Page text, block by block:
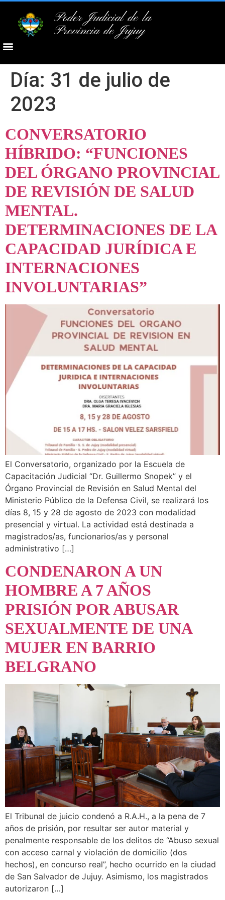
Poder Judicial de la
Provincia de Jujuy
Día: 31 de julio de
2023
CONVERSATORIO
HÍBRIDO: “FUNCIONES
DEL ÓRGANO PROVINCIAL
DE REVISIÓN DE SALUD
MENTAL.
DETERMINACIONES DE LA
CAPACIDAD JURÍDICA E
INTERNACIONES
INVOLUNTARIAS”
El Conversatorio, organizado por la Escuela de
Capacitación Judicial “Dr. Guillermo Snopek” y el
Órgano Provincial de Revisión en Salud Mental del
Ministerio Público de la Defensa Civil, se realizará los
días 8, 15 y 28 de agosto de 2023 con modalidad
presencial y virtual. La actividad está destinada a
magistrados/as, funcionarios/as y personal
administrativo […]
CONDENARON A UN
HOMBRE A 7 AÑOS
PRISIÓN POR ABUSAR
SEXUALMENTE DE UNA
MUJER EN BARRIO
BELGRANO
El Tribunal de juicio condenó a R.A.H., a la pena de 7
años de prisión, por resultar ser autor material y
penalmente responsable de los delitos de “Abuso sexual
con acceso carnal y violación de domicilio (dos
hechos), en concurso real”, hecho ocurrido en la ciudad
de San Salvador de Jujuy. Asimismo, los magistrados
autorizaron […]